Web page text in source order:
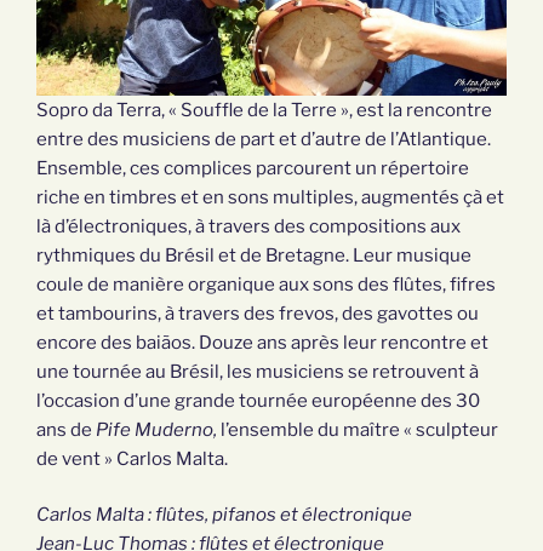
Sopro da Terra, « Souffle de la Terre », est la rencontre
entre des musiciens de part et d’autre de l’Atlantique.
Ensemble, ces complices parcourent un répertoire
riche en timbres et en sons multiples, augmentés çà et
là d’électroniques, à travers des compositions aux
rythmiques du Brésil et de Bretagne. Leur musique
coule de manière organique aux sons des flûtes, fifres
et tambourins, à travers des frevos, des gavottes ou
encore des baiãos. Douze ans après leur rencontre et
une tournée au Brésil, les musiciens se retrouvent à
l’occasion d’une grande tournée européenne des 30
ans de Pife Muderno, l’ensemble du maître « sculpteur
de vent » Carlos Malta.
Carlos Malta : flûtes, pifanos et électronique
Jean-Luc Thomas : flûtes et électronique